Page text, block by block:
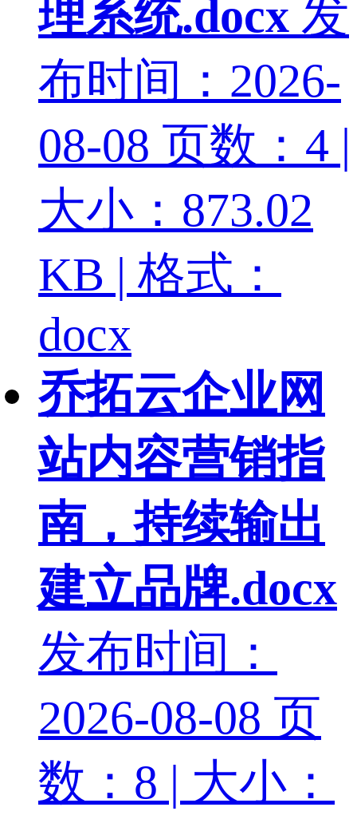
理系统.docx 发
布时间：2026-
08-08 页数：4 |
大小：873.02
KB | 格式：
docx
乔拓云企业网
站内容营销指
南，持续输出
建立品牌.docx
发布时间：
2026-08-08 页
数：8 | 大小：